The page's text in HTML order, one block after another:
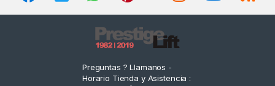
a
Preguntas ? Llamanos -
Horario Tienda y Asistencia :